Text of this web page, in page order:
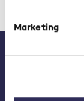
Marketing
Médias